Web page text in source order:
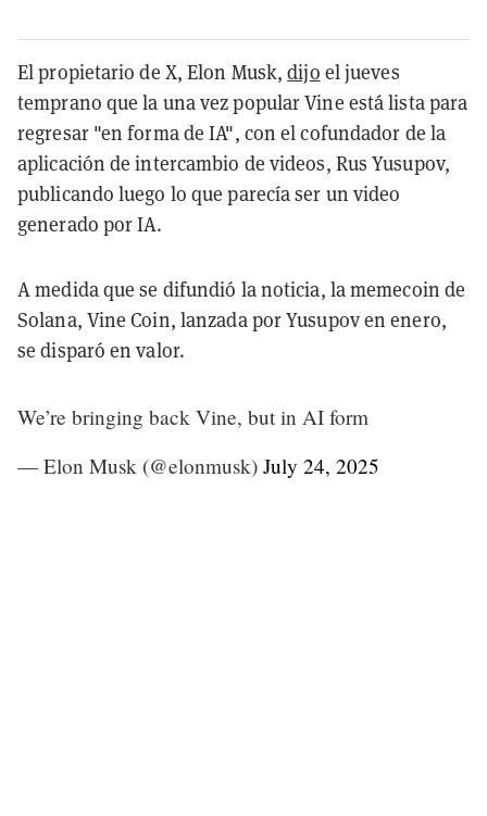
El propietario de X, Elon Musk,dijo el jueves
temprano que la una vez popular Vine está lista para
regresar "en forma de IA", con el cofundador de la
aplicación de intercambio de videos, Rus Yusupov,
publicando luego lo que parecía ser un video
generado por IA.
A medida que se difundió la noticia, la memecoin de
Solana, Vine Coin, lanzada por Yusupov en enero,
se disparó en valor.
We’re bringing back Vine, but in AI form
— Elon Musk (@elonmusk) July 24, 2025